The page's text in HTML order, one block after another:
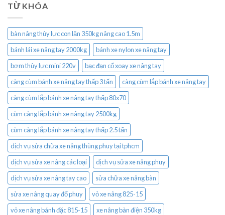
TỪ KHÓA
bàn nâng thủy lực con lăn 350kg nâng cao 1.5m
bánh lái xe nâng tay 2000kg
bánh xe nylon xe nâng tay
bơm thủy lực mini 220v
bạc đạn cổ xoay xe nâng tay
càng cùm bánh xe nâng tay thấp 3 tấn
càng cùm lắp bánh xe nâng tay
càng cùm lắp bánh xe nâng tay thấp 80x70
cùm càng lắp bánh xe nâng tay 2500kg
cùm càng lắp bánh xe nâng tay thấp 2.5 tấn
dịch vụ sửa chữa xe nâng thùng phuy tại tphcm
dịch vụ sửa xe nâng các loại
dịch vụ sửa xe nâng phuy
dịch vụ sửa xe nâng tay cao
sửa chữa xe nâng bàn
sửa xe nâng quay đổ phuy
vỏ xe nâng 825-15
vỏ xe nâng bánh đặc 815-15
xe nâng bàn điện 350kg